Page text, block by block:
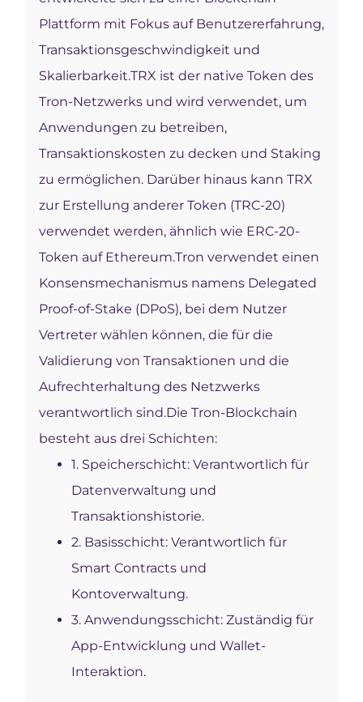
Plattform mit Fokus auf Benutzererfahrung,
Transaktionsgeschwindigkeit und
Skalierbarkeit.TRX ist der native Token des
Tron-Netzwerks und wird verwendet, um
Anwendungen zu betreiben,
Transaktionskosten zu decken und Staking
zu ermöglichen. Darüber hinaus kann TRX
zur Erstellung anderer Token (TRC-20)
verwendet werden, ähnlich wie ERC-20-
Token auf Ethereum.Tron verwendet einen
Konsensmechanismus namens Delegated
Proof-of-Stake (DPoS), bei dem Nutzer
Vertreter wählen können, die für die
Validierung von Transaktionen und die
Aufrechterhaltung des Netzwerks
verantwortlich sind.Die Tron-Blockchain
besteht aus drei Schichten:
1. Speicherschicht: Verantwortlich für
Datenverwaltung und
Transaktionshistorie.
2. Basisschicht: Verantwortlich für
Smart Contracts und
Kontoverwaltung.
3. Anwendungsschicht: Zuständig für
App-Entwicklung und Wallet-
Interaktion.